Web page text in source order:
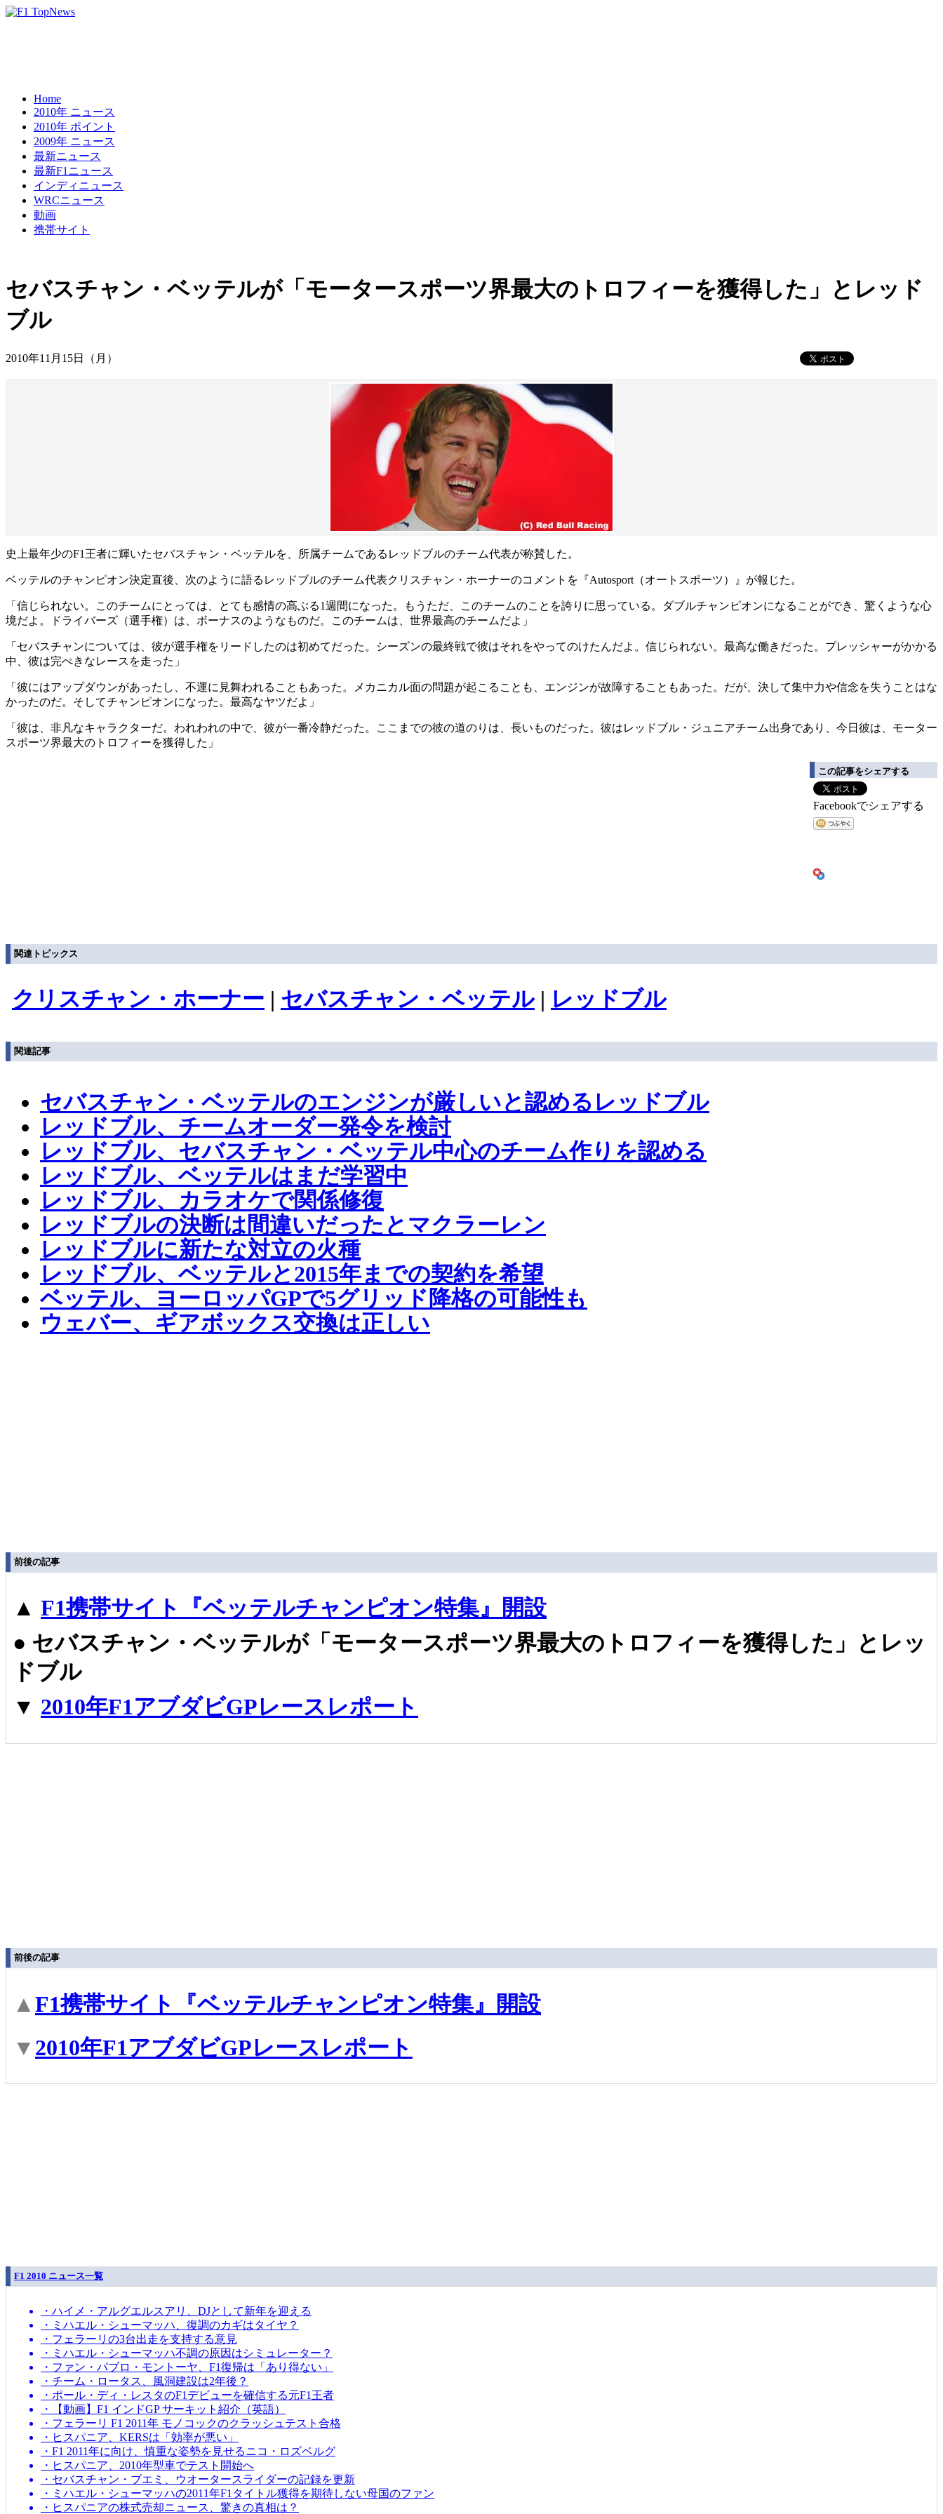
Home
2010年 ニュース
2010年 ポイント
2009年 ニュース
最新ニュース
最新F1ニュース
インディニュース
WRCニュース
動画
携帯サイト
セバスチャン・ベッテルが「モータースポーツ界最大のトロフィーを獲得した」とレッド
ブル
2010年11月15日（月）
史上最年少のF1王者に輝いたセバスチャン・ベッテルを、所属チームであるレッドブルのチーム代表が称賛した。
ベッテルのチャンピオン決定直後、次のように語るレッドブルのチーム代表クリスチャン・ホーナーのコメントを『Autosport（オートスポーツ）』が報じた。
「信じられない。このチームにとっては、とても感情の高ぶる1週間になった。もうただ、このチームのことを誇りに思っている。ダブルチャンピオンになることができ、驚くような心
境だよ。ドライバーズ（選手権）は、ボーナスのようなものだ。このチームは、世界最高のチームだよ」
「セバスチャンについては、彼が選手権をリードしたのは初めてだった。シーズンの最終戦で彼はそれをやってのけたんだよ。信じられない。最高な働きだった。プレッシャーがかかる
中、彼は完ぺきなレースを走った」
「彼にはアップダウンがあったし、不運に見舞われることもあった。メカニカル面の問題が起こることも、エンジンが故障することもあった。だが、決して集中力や信念を失うことはな
かったのだ。そしてチャンピオンになった。最高なヤツだよ」
「彼は、非凡なキャラクターだ。われわれの中で、彼が一番冷静だった。ここまでの彼の道のりは、長いものだった。彼はレッドブル・ジュニアチーム出身であり、今日彼は、モーター
スポーツ界最大のトロフィーを獲得した」
この記事をシェアする
Facebookでシェアする
関連トピックス
クリスチャン・ホーナー | セバスチャン・ベッテル| レッドブル
関連記事
セバスチャン・ベッテルのエンジンが厳しいと認めるレッドブル
レッドブル、チームオーダー発令を検討
レッドブル、セバスチャン・ベッテル中心のチーム作りを認める
レッドブル、ベッテルはまだ学習中
レッドブル、カラオケで関係修復
レッドブルの決断は間違いだったとマクラーレン
レッドブルに新たな対立の火種
レッドブル、ベッテルと2015年までの契約を希望
ベッテル、ヨーロッパGPで5グリッド降格の可能性も
ウェバー、ギアボックス交換は正しい
前後の記事
▲ F1携帯サイト『ベッテルチャンピオン特集』開設
● セバスチャン・ベッテルが「モータースポーツ界最大のトロフィーを獲得した」とレッ
ドブル
▼ 2010年F1アブダビGPレースレポート
前後の記事
▲F1携帯サイト『ベッテルチャンピオン特集』開設
▼ 2010年F1アブダビGPレースレポート
F1 2010 ニュース一覧
・ハイメ・アルグエルスアリ、DJとして新年を迎える
・ミハエル・シューマッハ、復調のカギはタイヤ？
・フェラーリの3台出走を支持する意見
・ミハエル・シューマッハ不調の原因はシミュレーター？
・ファン・パブロ・モントーヤ、F1復帰は「あり得ない」
・チーム・ロータス、風洞建設は2年後？
・ポール・ディ・レスタのF1デビューを確信する元F1王者
・【動画】F1 インドGP サーキット紹介（英語）
・フェラーリ F1 2011年 モノコックのクラッシュテスト合格
・ヒスパニア、KERSは「効率が悪い」
・F1 2011年に向け、慎重な姿勢を見せるニコ・ロズベルグ
・ヒスパニア、2010年型車でテスト開始へ
・セバスチャン・ブエミ、ウオータースライダーの記録を更新
・ミハエル・シューマッハの2011年F1タイトル獲得を期待しない母国のファン
・ヒスパニアの株式売却ニュース、驚きの真相は？